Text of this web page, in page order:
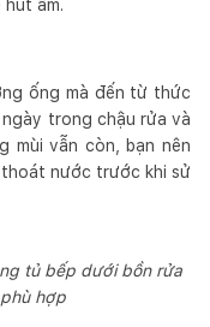
ẩm.
ống mà đến từ thức
trong chậu rửa và
mùi vẫn còn, bạn nên
nước trước khi sử
tủ bếp dưới bồn rửa
hợp